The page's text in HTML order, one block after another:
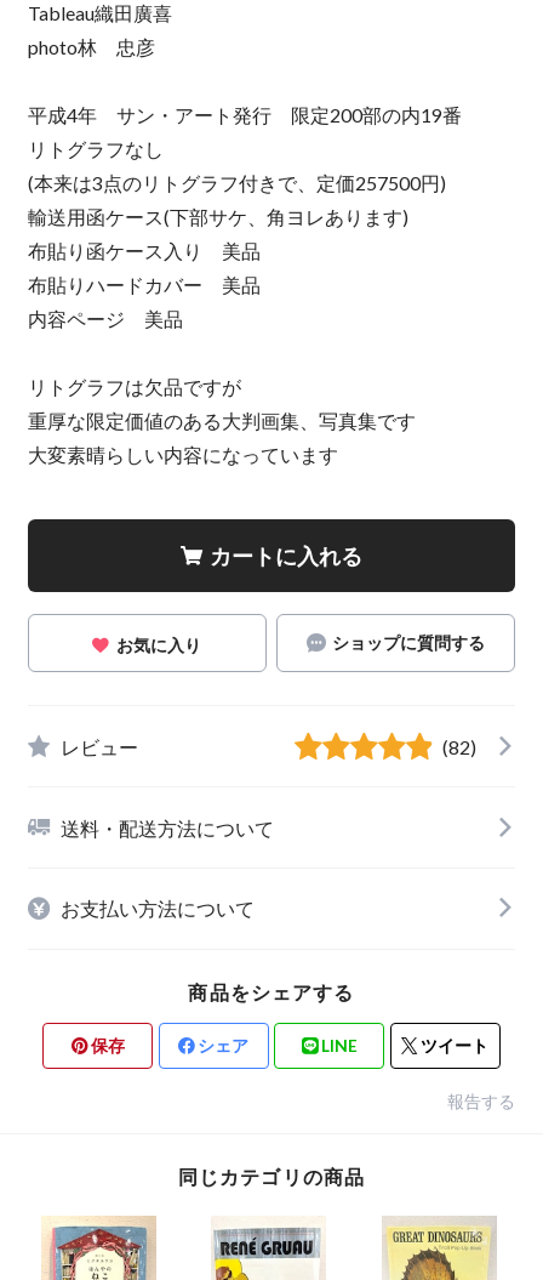
Tableau織田廣喜
photo林 忠彦
平成4年 サン・アート発行 限定200部の内19番
リトグラフなし
(本来は3点のリトグラフ付きで、定価257500円)
輸送用函ケース(下部サケ、角ヨレあります)
布貼り函ケース入り 美品
布貼りハードカバー 美品
内容ページ 美品
リトグラフは欠品ですが
重厚な限定価値のある大判画集、写真集です
大変素晴らしい内容になっています
カートに入れる
お気に入り ショップに質問する
レビュー (82)
送料・配送方法について
お支払い方法について
商品をシェアする
保存 シェア LINE ツイート
報告する
同じカテゴリの商品